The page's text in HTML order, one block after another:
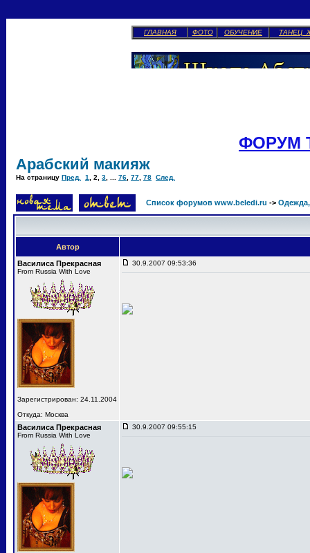
ГЛАВНАЯ ФОТО ОБУЧЕНИЕ ТАНЕЦ
ФОРУМ
Арабский макияж
На страницу Пред. 1 2 3 76 77 78 След.
Список форумов www.beledi.ru ->
Автор
Василиса Прекрасная
From Russia With Love
Зарегистрирован: 24.11.2004
Откуда: Москва
30.9.2007 09:53:36
Василиса Прекрасная
From Russia With Love
30.9.2007 09:55:15